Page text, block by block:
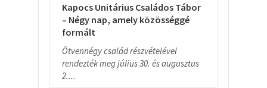
Kapocs Unitárius Családos Tábor
– Négy nap, amely közösséggé
formált
Ötvennégy család részvételével
rendezték meg július 30. és augusztus
2....